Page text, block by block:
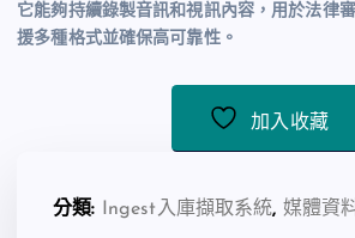
它能夠持續錄製音訊和視訊內容，用於法律
援多種格式並確保高可靠性。
加入收藏
分類: Ingest入庫擷取系統, 媒體資